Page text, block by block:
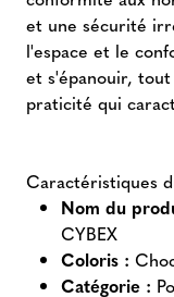
et une sécurité
l'espace et le
et s'épanouir,
praticité qui
Caractéristiques
Nom du
CYBEX
Coloris :
Catégorie :